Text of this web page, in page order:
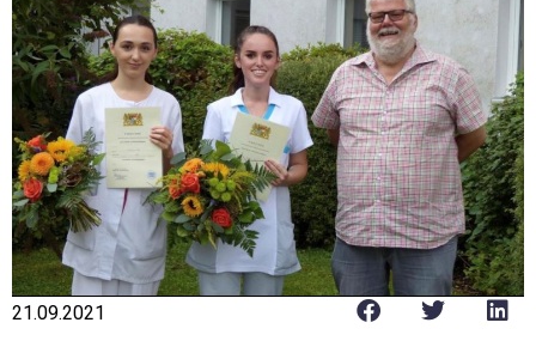
21.09.2021